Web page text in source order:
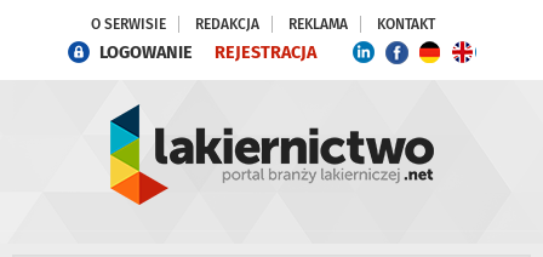
O SERWISIE REDAKCJA REKLAMA KONTAKT
LOGOWANIE REJESTRACJA